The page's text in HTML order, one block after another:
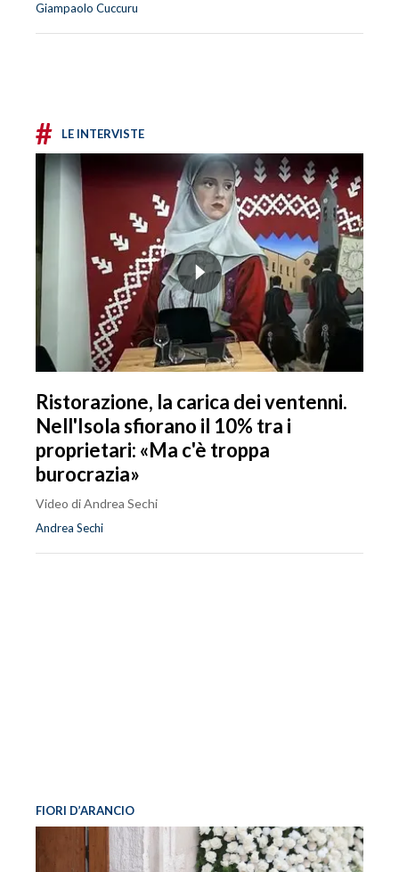
Giampaolo Cuccuru
# LE INTERVISTE
Ristorazione, la carica dei ventenni.
Nell'Isola sfiorano il 10% tra i
proprietari: «Ma c'è troppa
burocrazia»
Video di Andrea Sechi
Andrea Sechi
FIORI D’ARANCIO